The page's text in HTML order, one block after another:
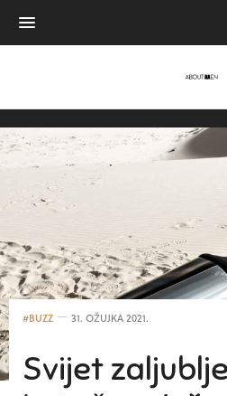
#BUZZ 31. OŽUJKA 2021.
Svijet